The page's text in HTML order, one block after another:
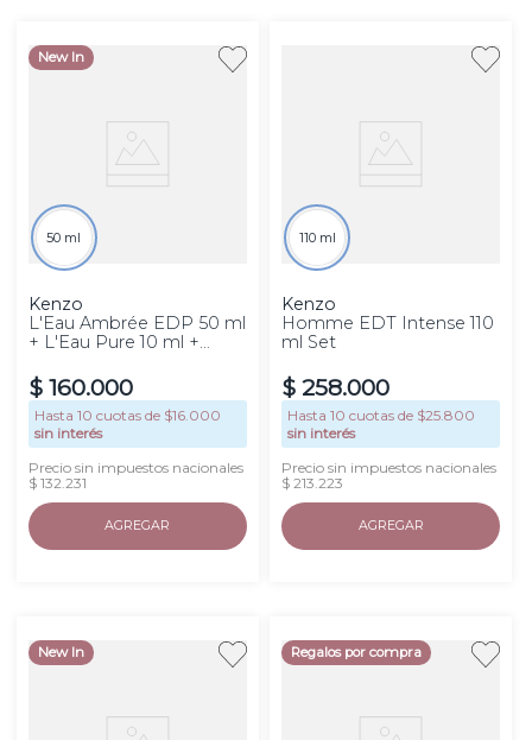
New In
50 ml
Kenzo
L'Eau Ambrée EDP 50 ml
+ L'Eau Pure 10 ml +
$ 160.000
Hasta 10 cuotas de $16.000
sin interés
Precio sin impuestos nacionales
$ 132.231
AGREGAR
110 ml
Kenzo
Homme EDT Intense 110
ml Set
$ 258.000
Hasta10 cuotas de $25.800
sin interés
Precio sin impuestos nacionales
$ 213.223
AGREGAR
New In Regalos por compra